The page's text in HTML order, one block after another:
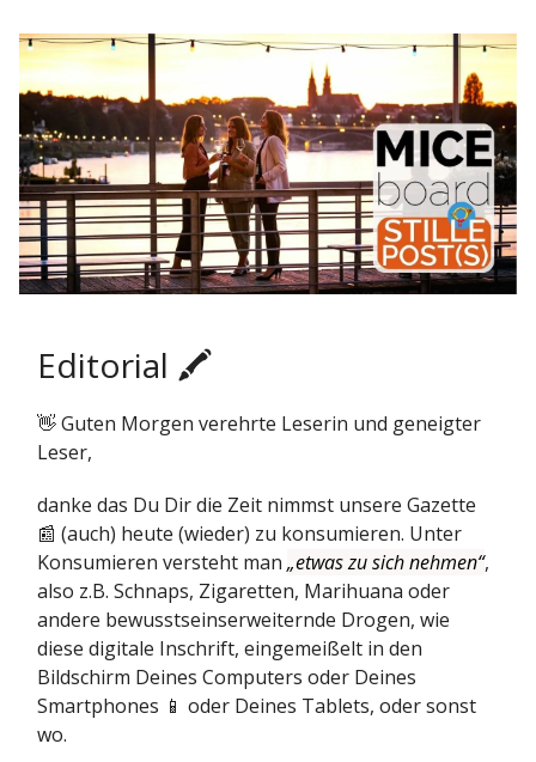
Editorial 🖍️
👋 Guten Morgen verehrte Leserin und geneigter
Leser,
danke das Du Dir die Zeit nimmst unsere Gazette
📰 (auch) heute (wieder) zu konsumieren. Unter
Konsumieren versteht man „etwas zu sich nehmen“,
also z.B. Schnaps, Zigaretten, Marihuana oder
andere bewusstseinserweiternde Drogen, wie
diese digitale Inschrift, eingemeißelt in den
Bildschirm Deines Computers oder Deines
Smartphones 📱 oder Deines Tablets, oder sonst
wo.